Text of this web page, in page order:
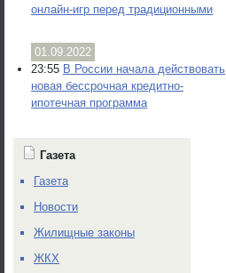
онлайн-игр перед традиционными
01.09.2022
23:55 В России начала действовать
новая бессрочная кредитно-
ипотечная программа
Газета
Газета
Новости
Жилищные законы
ЖКХ